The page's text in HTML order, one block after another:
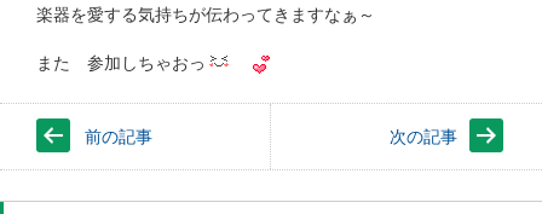
楽器を愛する気持ちが伝わってきますなぁ～
また 参加しちゃおっ
前の記事 次の記事